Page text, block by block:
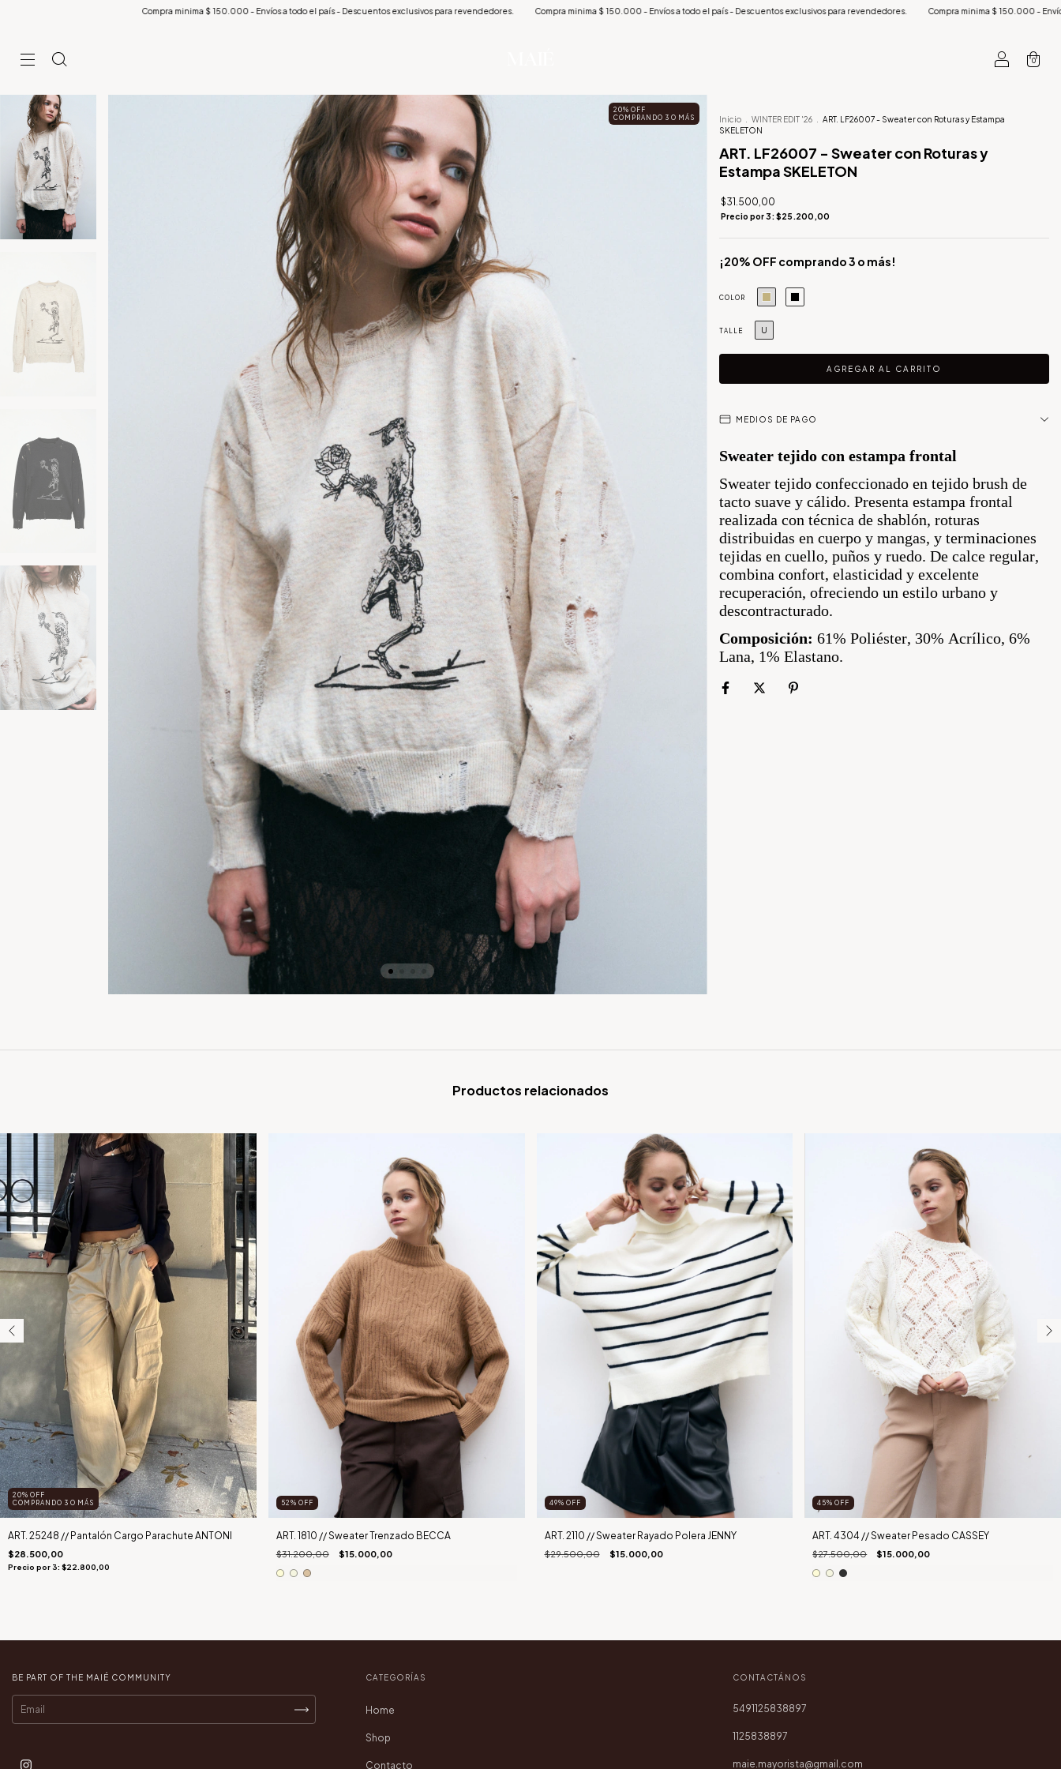
Compra minima $ 150.000 - Envíos a todo el país - Descuentos exclusivos para revendedores. Compra minima $ 150.000 - Envíos a todo el país - Descuentos exclusivos para revendedores. Compra minima $ 150.000 - Envíos a todo el país -
0
20% OFF
COMPRANDO 3 O MÁS
Inicio WINTER EDIT '26
ART. LF26007 - Sweater con Roturas y Estampa
SKELETON
ART. LF26007 - Sweater con Roturas y
Estampa SKELETON
$31.500,00
Precio por 3: $25.200,00
¡20% OFF comprando 3 o más!
COLOR
TALLE U
MEDIOS DE PAGO
Sweater tejido con estampa frontal
Sweater tejido confeccionado en tejido brush de
tacto suave y cálido. Presenta estampa frontal
realizada con técnica de shablón, roturas
distribuidas en cuerpo y mangas, y terminaciones
tejidas en cuello, puños y ruedo. De calce regular,
combina confort, elasticidad y excelente
recuperación, ofreciendo un estilo urbano y
descontracturado.
Composición: 61% Poliéster, 30% Acrílico, 6%
Lana, 1% Elastano.
Productos relacionados
20% OFF
COMPRANDO 3 O MÁS
ART. 25248 // Pantalón Cargo Parachute ANTONI
$28.500,00
Precio por 3: $22.800,00
52 % OFF
ART. 1810 // Sweater Trenzado BECCA
$31.200,00 $15.000,00
49% OFF
ART. 2110 // Sweater Rayado Polera JENNY
$29.500,00 $15.000,00
45%OFF
ART. 4304 // Sweater Pesado CASSEY
$27.500,00 $15.000,00
BE PART OF THE MAIÉ COMMUNITY CATEGORÍAS
Home
Shop
Contacto
CONTACTÁNOS
5491125838897
1125838897
maie.mayorista@gmail.com